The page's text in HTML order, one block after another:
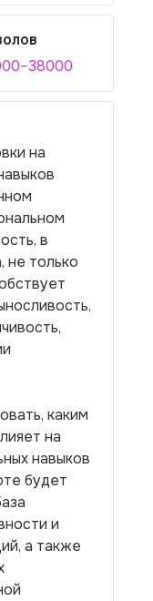
на
в
не только
каким
на
навыков
будет
и
а также